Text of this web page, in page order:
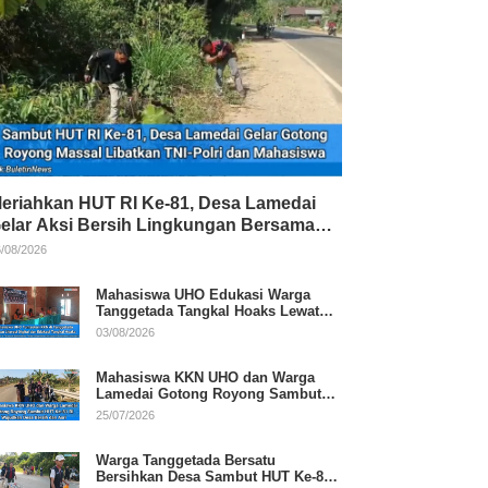
HUT RI Ke-81, Desa Lamedai
Aksi Bersih Lingkungan Bersama
Polri
08/2026
Mahasiswa UHO Edukasi Warga
Tanggetada Tangkal Hoaks Lewat
Program Literasi
03/08/2026
Mahasiswa KKN UHO dan Warga
Lamedai Gotong Royong Sambut
HUT Ke-81 RI
25/07/2026
Warga Tanggetada Bersatu
Bersihkan Desa Sambut HUT Ke-81